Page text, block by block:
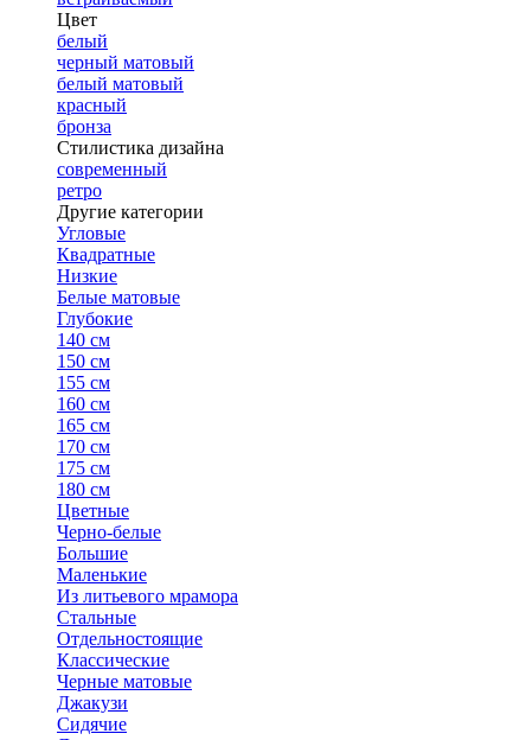
Цвет
белый
черный матовый
белый матовый
красный
бронза
Стилистика дизайна
современный
ретро
Другие категории
Угловые
Квадратные
Низкие
Белые матовые
Глубокие
140 см
150 см
155 см
160 см
165 см
170 см
175 см
180 см
Цветные
Черно-белые
Большие
Маленькие
Из литьевого мрамора
Стальные
Отдельностоящие
Классические
Черные матовые
Джакузи
Сидячие